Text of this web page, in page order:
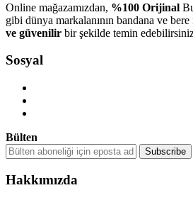
Online mağazamızdan, %100 Orijinal
gibi dünya markalanının bandana ve
ve güvenilir bir şekilde temin
Sosyal
Bülten
Hakkımızda